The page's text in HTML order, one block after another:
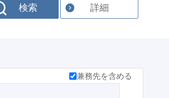
検索 詳細
兼務先を含める